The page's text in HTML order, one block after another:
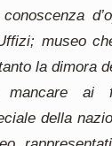
museo
la dimora
ai
della